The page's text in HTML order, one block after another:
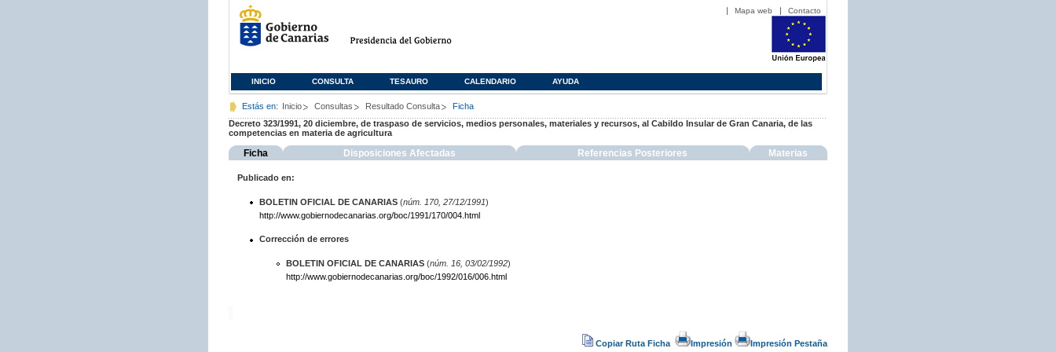
Mapa web Contacto
INICIO CONSULTA TESAURO CALENDARIO AYUDA
Estás en: Inicio Consultas Resultado Consulta
Ficha
Decreto 323/1991, 20 diciembre, de traspaso de servicios, medios personales, materiales y recursos, al Cabildo Insular de Gran Canaria, de las
competencias en materia de agricultura
Ficha Disposiciones Afectadas Referencias Posteriores Materias
Publicado en:
BOLETIN OFICIAL DE CANARIAS(núm. 170, 27/12/1991)
http://www.gobiernodecanarias.org/boc/1991/170/004.html
Corrección de errores
BOLETIN OFICIAL DE CANARIAS(núm. 16, 03/02/1992)
http://www.gobiernodecanarias.org/boc/1992/016/006.html
Copiar Ruta Ficha Impresión Impresión Pestaña